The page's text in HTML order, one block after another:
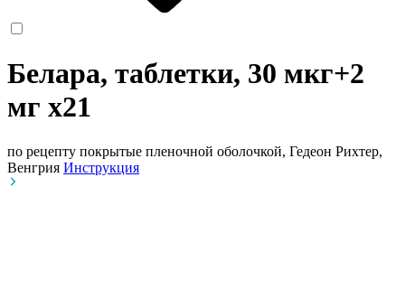
Белара, таблетки, 30 мкг+2
мг x21
по рецепту покрытые пленочной оболочкой, Гедеон Рихтер,
Венгрия Инструкция